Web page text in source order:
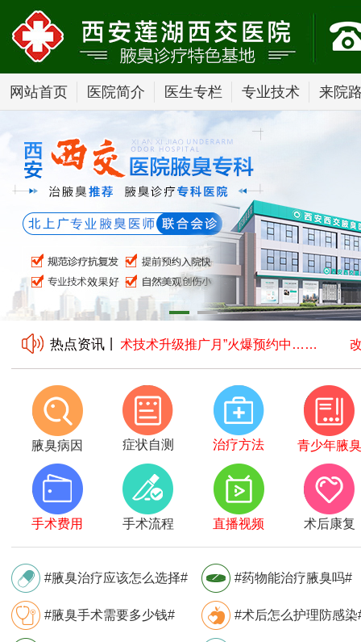
网站首页 医院简介 医生专栏 专业技术 来院
热点资讯丨
小切口汗腺清除术技术升级推广月”火爆预约中…… 改
腋臭病因 症状自测 治疗方法 青少年腋臭
手术费用 手术流程 直播视频 术后康复
#腋臭治疗应该怎么选择# #药物能治疗腋臭吗#
#腋臭手术需要多少钱# #术后怎么护理防感染